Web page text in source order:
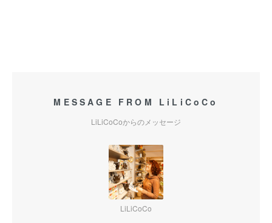
MESSAGE FROM LiLiCoCo
LiLiCoCoからのメッセージ
LiLiCoCo